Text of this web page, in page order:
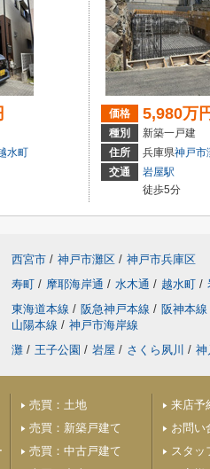
水町
価格 5,980万
種別
新築一戸建
住所
兵庫県神戸市
交通
岩屋駅
徒歩5分
西宮市 / 神戸市灘区 / 神戸市兵庫区
寿町 / 摩耶海岸通 / 水木通 / 越水町 /
東海道本線 / 阪急神戸本線 / 阪神本線
山陽本線 / 神戸市海岸線
灘 / 王子公園 / 岩屋 / さくら夙川 / 神
売買：土地
売買：新築戸建て
売買：中古戸建て
来店予
お問い
スタッ